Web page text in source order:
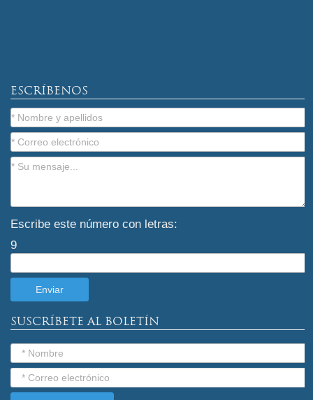
ESCRÍBENOS
Escribe este número con letras:
9
SUSCRÍBETE AL BOLETÍN